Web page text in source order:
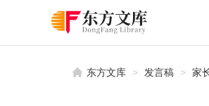
东方文库 > 发言稿 > 家